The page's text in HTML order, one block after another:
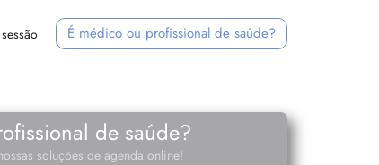
É médico ou profissional de saúde?
de saúde?
soluções de agenda online!